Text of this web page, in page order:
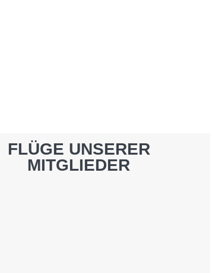
FLÜGE UNSERER
MITGLIEDER